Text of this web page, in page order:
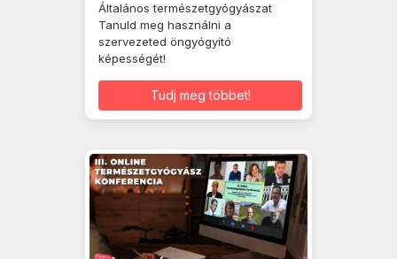
Általános természetgyógyászat
Tanuld meg használni a
szervezeted öngyógyító
képességét!
Tudj meg többet!